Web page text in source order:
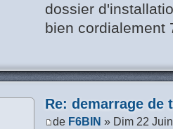
dossier
bien cordialement
Re: demarrage de
de F6BIN » Dim 22